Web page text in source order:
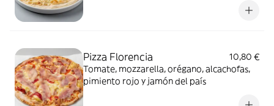
Pizza Florencia
10,80 €
Tomate, mozzarella, orégano, alcachofas,
pimiento rojo y jamón del país